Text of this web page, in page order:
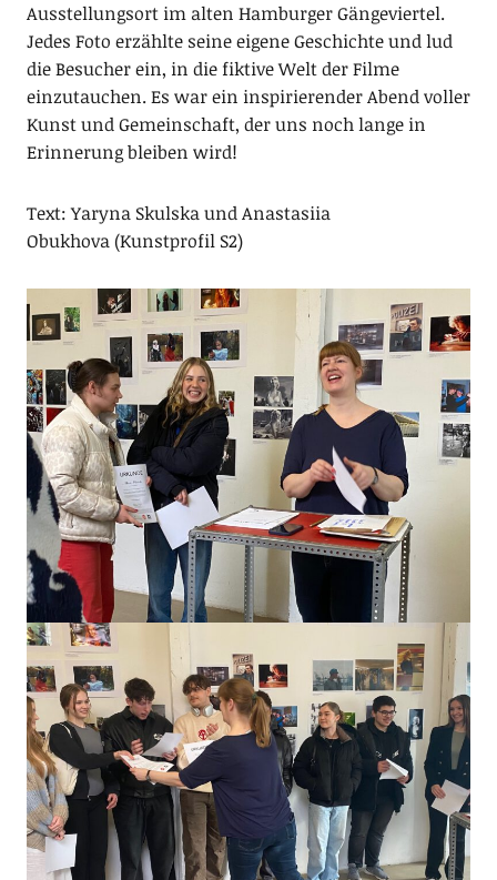
Ausstellungsort im alten Hamburger Gängeviertel.
Jedes Foto erzählte seine eigene Geschichte und lud
die Besucher ein, in die fiktive Welt der Filme
einzutauchen. Es war ein inspirierender Abend voller
Kunst und Gemeinschaft, der uns noch lange in
Erinnerung bleiben wird!
Text: Yaryna Skulska und Anastasiia
Obukhova (Kunstprofil S2)